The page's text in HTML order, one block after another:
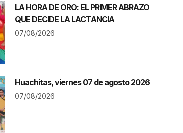
LA HORA DE ORO: EL PRIMER ABRAZO
QUE DECIDE LA LACTANCIA
07/08/2026
Huachitas, viernes 07 de agosto 2026
07/08/2026